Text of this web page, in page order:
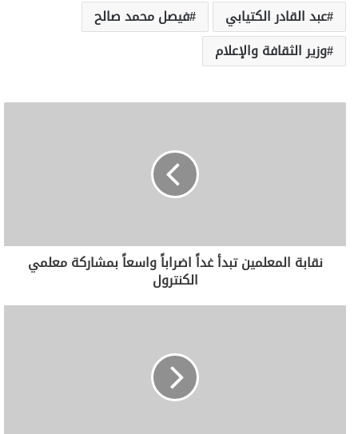
عبد القادر الكتيابي
فيصل محمد صالح
وزير الثقافة والإعلام
نقابة المعلمين تبدأ غداً اضراباً واسعاً بمشاركة معلمي
الكنترول